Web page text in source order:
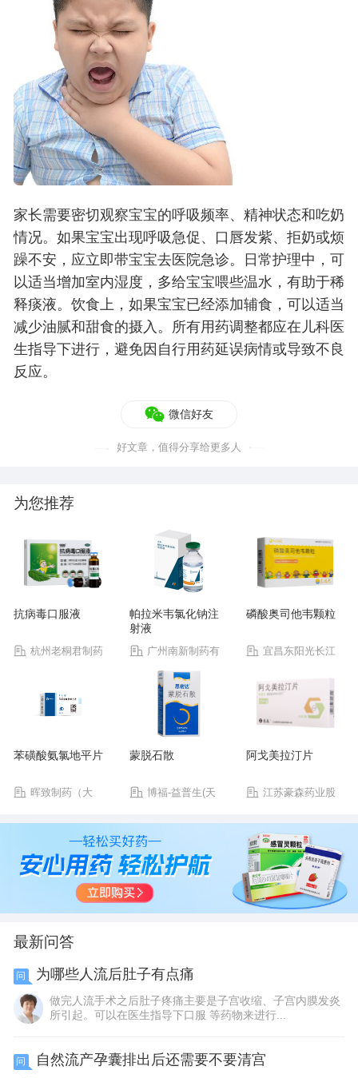
家长需要密切观察宝宝的呼吸频率、精神状态和吃奶
情况。如果宝宝出现呼吸急促、口唇发紫、拒奶或烦
躁不安，应立即带宝宝去医院急诊。日常护理中，可
以适当增加室内湿度，多给宝宝喂些温水，有助于稀
释痰液。饮食上，如果宝宝已经添加辅食，可以适当
减少油腻和甜食的摄入。所有用药调整都应在儿科医
生指导下进行，避免因自行用药延误病情或导致不良
反应。
微信好友
好文章，值得分享给更多人
为您推荐
抗病毒口服液
杭州老桐君制药
帕拉米韦氯化钠注
射液
广州南新制药有
限公司
磷酸奥司他韦颗粒
宜昌东阳光长江
苯磺酸氨氯地平片
晖致制药（大
蒙脱石散
博福-益普生(天
阿戈美拉汀片
江苏豪森药业股
最新问答
问 为哪些人流后肚子有点痛
做完人流手术之后肚子疼痛主要是子宫收缩、子宫内膜发炎
所引起。可以在医生指导下口服 等药物来进行...
问 自然流产孕囊排出后还需要不要清宫